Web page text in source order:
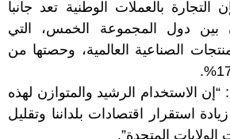
التجارة بالعملات الوطنية تعد جانبا
بين دول المجموعة الخمس، التي
الصناعية العالمية، وحصتها من
الاستخدام الرشيد والمتوازن لهذه
استقرار اقتصادات بلداننا وتقليل
المتحدة”.